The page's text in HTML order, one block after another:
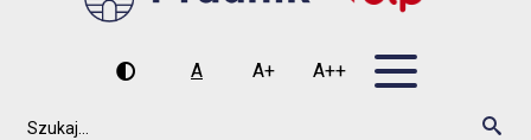
Wysoki kontrast
A
Czcionka domyślna
A+
Czcionka średnia
A++
Czcionka duża
Szukaj